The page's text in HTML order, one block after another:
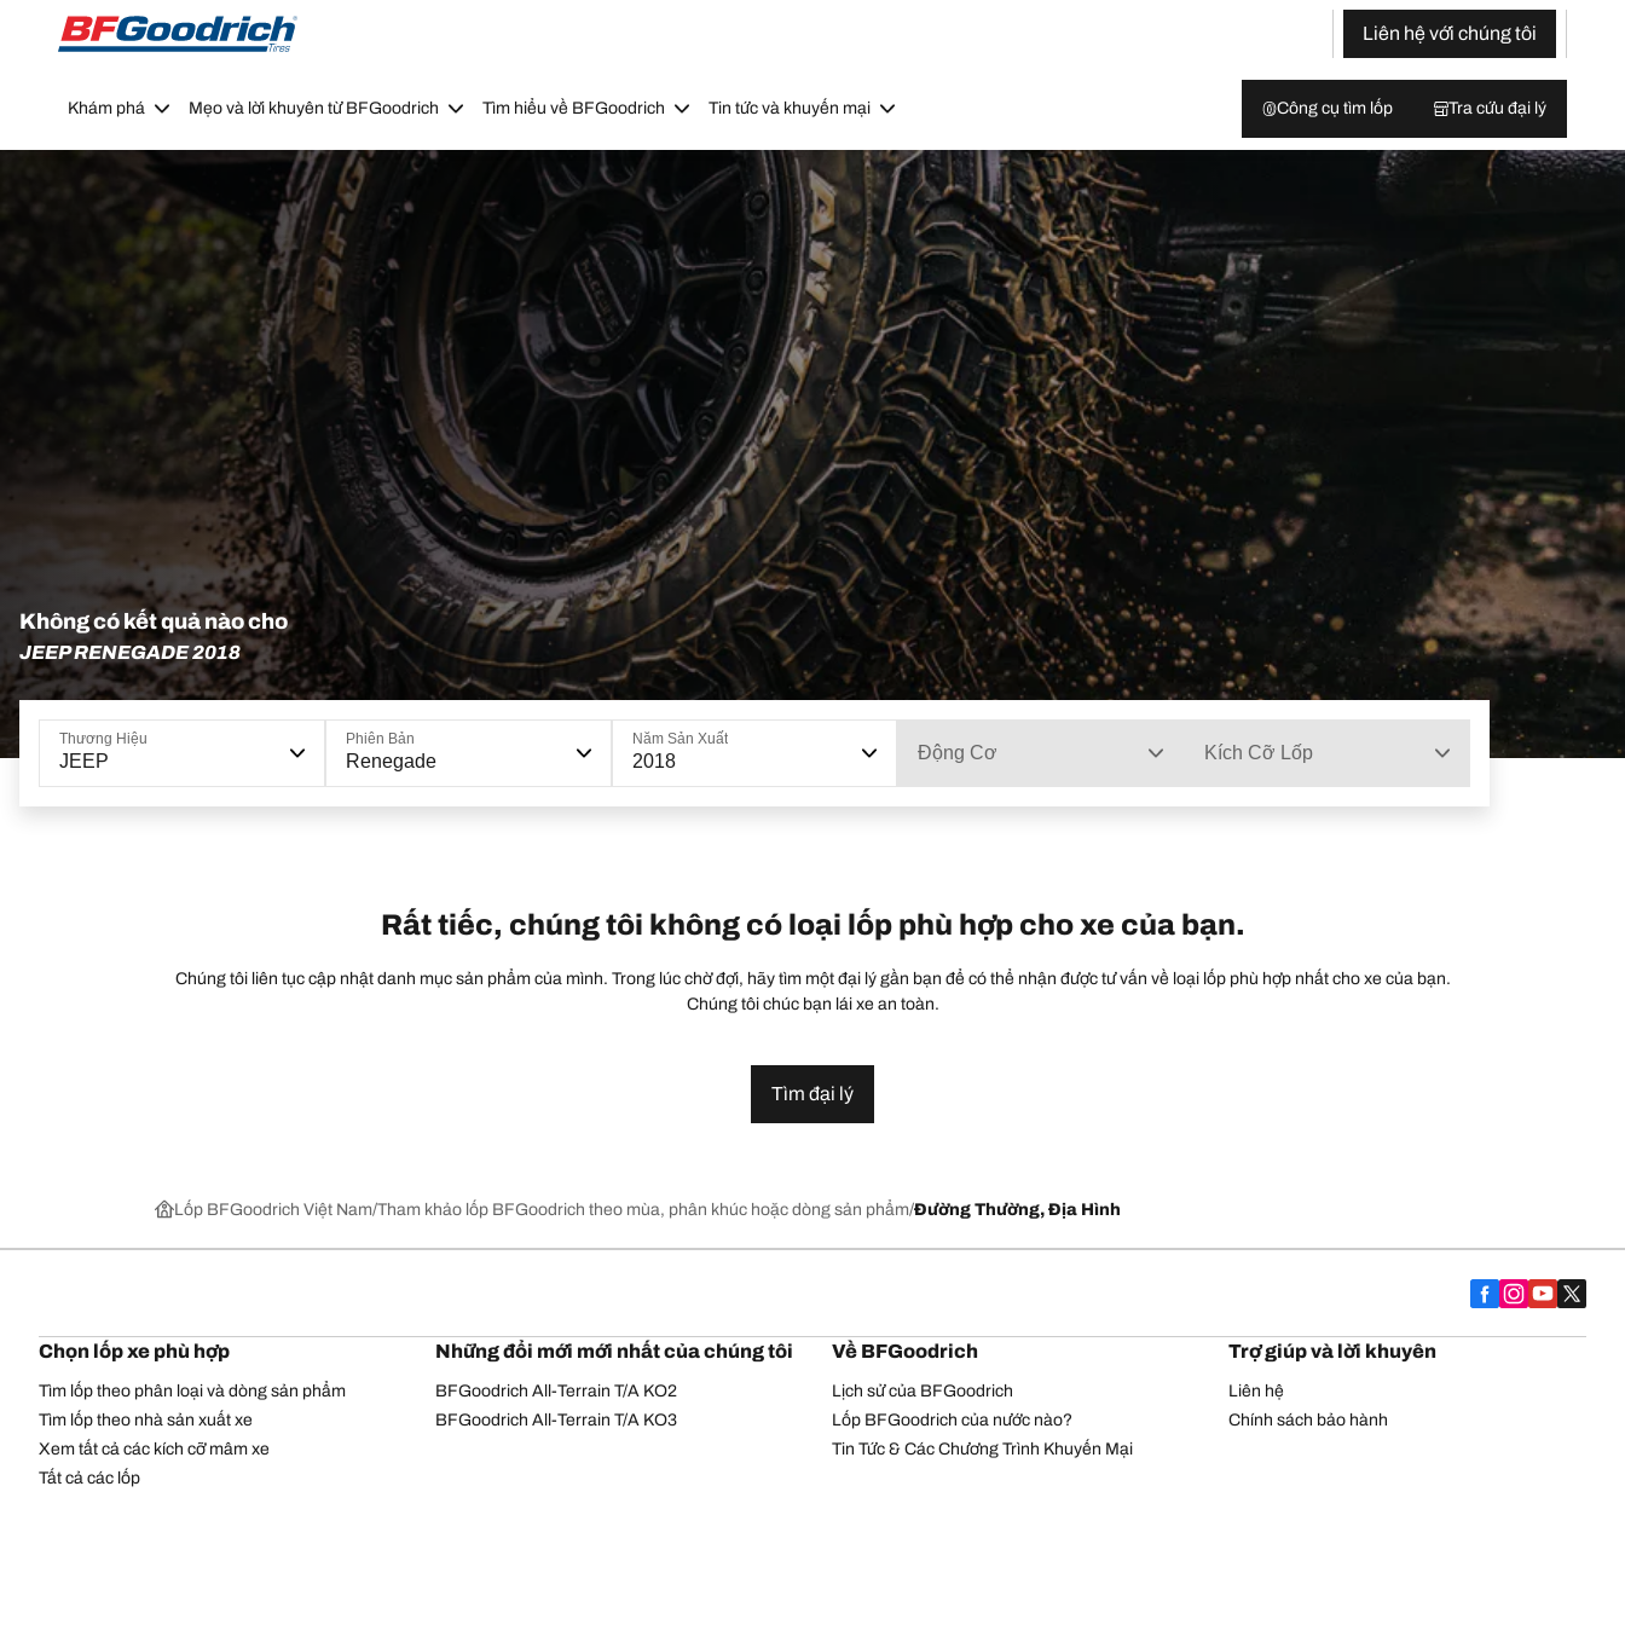
Go to page content
Go to page navigation
Liên hệ với chúng tôi
Khám phá Mẹo và lời khuyên từ BFGoodrich Tìm hiểu về BFGoodrich Tin tức và khuyến mại Công cụ tìm lốp Tra cứu đại lý
Không có kết quả nào cho
JEEP RENEGADE 2018
Thương Hiệu
JEEP
Phiên Bản
Renegade
Năm Sản Xuất
2018 Động Cơ Kích Cỡ Lốp
Rất tiếc, chúng tôi không có loại lốp phù hợp cho xe của bạn.
Chúng tôi liên tục cập nhật danh mục sản phẩm của mình. Trong lúc chờ đợi, hãy tìm một đại lý gần bạn để có thể nhận được tư vấn về loại lốp phù hợp nhất cho xe của bạn.
Chúng tôi chúc bạn lái xe an toàn.
Tìm đại lý
Lốp BFGoodrich Việt Nam Tham khảo lốp BFGoodrich theo mùa, phân khúc hoặc dòng sản phẩm Đường Thường, Địa Hình
Chọn lốp xe phù hợp
Tìm lốp theo phân loại và dòng sản phẩm
Tìm lốp theo nhà sản xuất xe
Xem tất cả các kích cỡ mâm xe
Tất cả các lốp
Những đổi mới mới nhất của chúng tôi
BFGoodrich All-Terrain T/A KO2
BFGoodrich All-Terrain T/A KO3
Về BFGoodrich
Lịch sử của BFGoodrich
Lốp BFGoodrich của nước nào?
Tin Tức & Các Chương Trình Khuyến Mại
Trợ giúp và lời khuyên
Liên hệ
Chính sách bảo hành